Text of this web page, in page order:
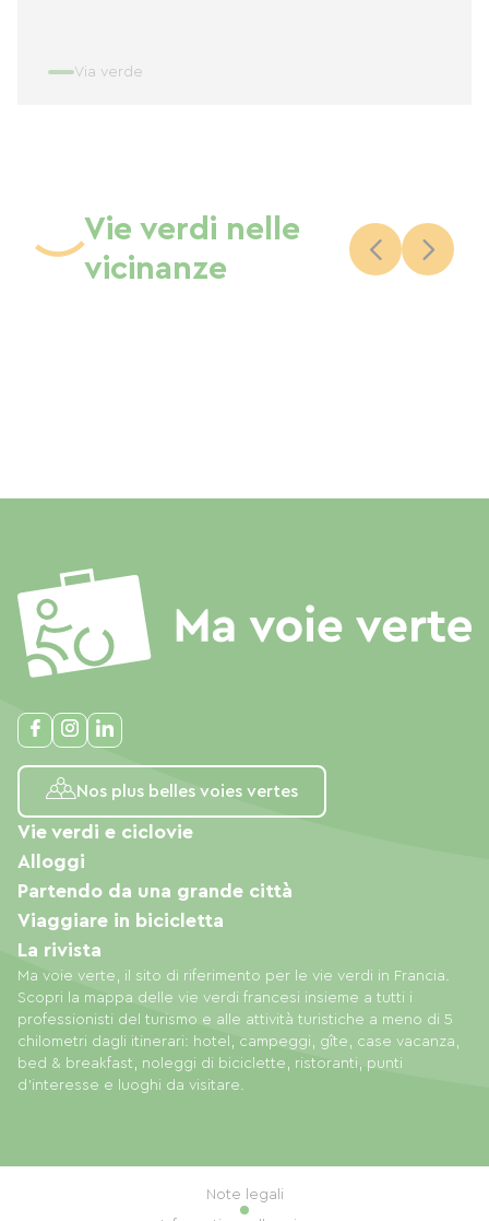
Via verde
Vie verdi nelle
vicinanze
Nos plus belles voies vertes
Ma voie verte, il sito di riferimento per le vie verdi in Francia.
Scopri la mappa delle vie verdi francesi insieme a tutti i
professionisti del turismo e alle attività turistiche a meno di 5
chilometri dagli itinerari: hotel, campeggi, gîte, case vacanza,
bed & breakfast, noleggi di biciclette, ristoranti, punti
d'interesse e luoghi da visitare.
Vie verdi e ciclovie
Alloggi
Partendo da una grande città
Viaggiare in bicicletta
La rivista
Note legali